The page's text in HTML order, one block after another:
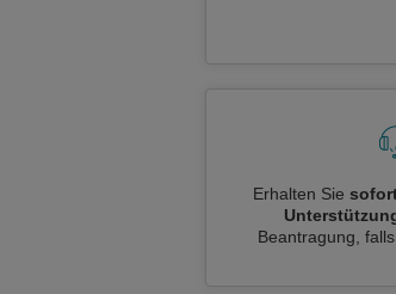
Erhalten Sie
Beantragung,